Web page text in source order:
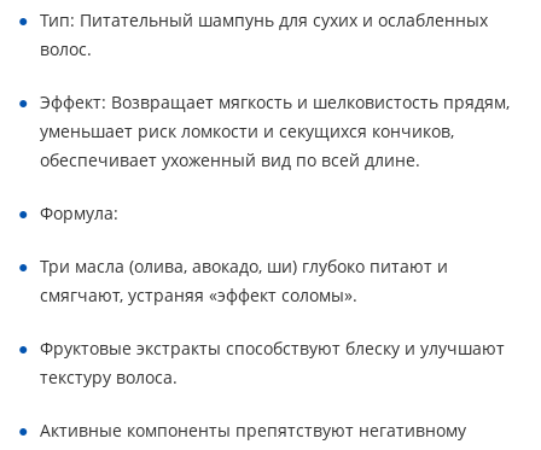
Тип: Питательный шампунь для сухих и ослабленных
волос.
Эффект: Возвращает мягкость и шелковистость прядям,
уменьшает риск ломкости и секущихся кончиков,
обеспечивает ухоженный вид по всей длине.
Формула:
Три масла (олива, авокадо, ши) глубоко питают и
смягчают, устраняя «эффект соломы».
Фруктовые экстракты способствуют блеску и улучшают
текстуру волоса.
Активные компоненты препятствуют негативному